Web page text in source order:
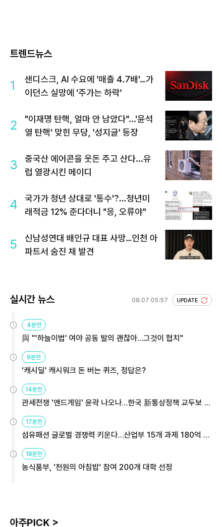
트렌드뉴스
1
샌디스크, AI 수요에 '매출 4.7배'…가
이던스 실망에 '주가는 하락'
2
"이재명 탄핵, 얼마 안 남았다"...'윤석
열 탄핵' 맞힌 무당, '성지글' 등장
3
중국산 에어콘을 웃돈 주고 산다...유
럽 열광시킨 메이디
4
국가가 청년 상대로 '통수'?...청년미
래적금 12% 준다더니 "응, 오류야"
5
신남성연대 배인규 대표 사망…인천 아
파트서 숨진 채 발견
실시간 뉴스 08.07 05:57 UPDATE
4분전
與 "'하늘이법' 여야 공동 발의 괜찮아…그것이 협치"
9분전
'캐시딜' 캐시워크 돈 버는 퀴즈, 정답은?
14분전
관세전쟁 '엔드게임' 윤곽 나오나…한국 新통상정책 교두보 활
용해야
17분전
섬유패션 글로벌 경쟁력 키운다…산업부 15개 과제 180억 지
원
18분전
농식품부, '천원의 아침밥' 참여 200개 대학 선정
아주PICK >